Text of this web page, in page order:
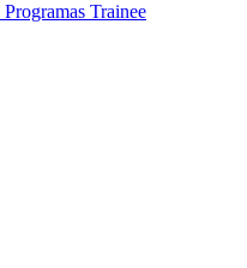
Programas Trainee